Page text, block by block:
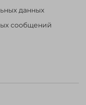
данных
сообщений